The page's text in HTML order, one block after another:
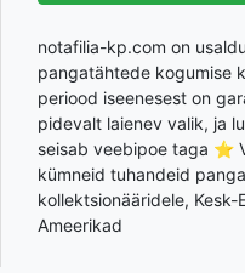
notafilia-kp.com on
pangatähtede kogumise
periood iseenesest on
pidevalt laienev valik, ja
seisab veebipoe taga ⭐
kümneid tuhandeid
kollektsionääridele, Kesk-
Ameerikad